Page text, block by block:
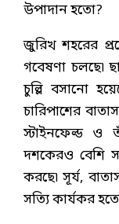
উপাদান হতো?
জুরিখ শহরের
গবেষণা চলছে৷
চুল্লি বসানো
চারিপাশের
স্টাইনফেল্ড ও
দশকেরও বেশি
করছে৷ সূর্য,
সত্যি কার্যকর হতে